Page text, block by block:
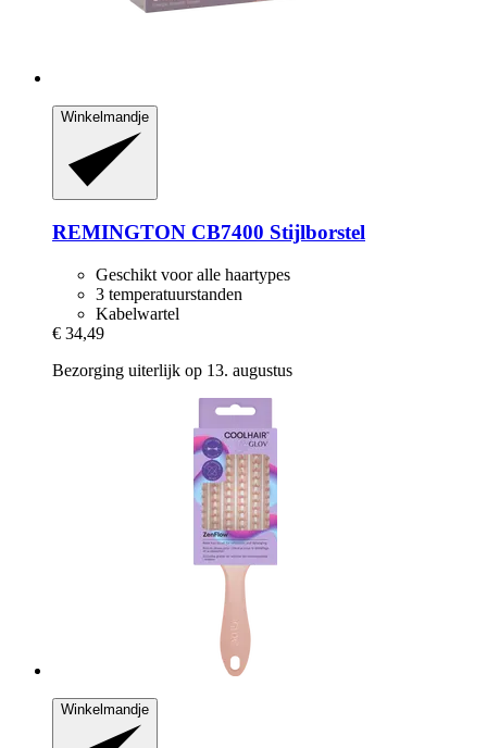
Winkelmandje
REMINGTON CB7400 Stijlborstel
Geschikt voor alle haartypes
3 temperatuurstanden
Kabelwartel
€ 34,49
Bezorging uiterlijk op 13. augustus
Winkelmandje